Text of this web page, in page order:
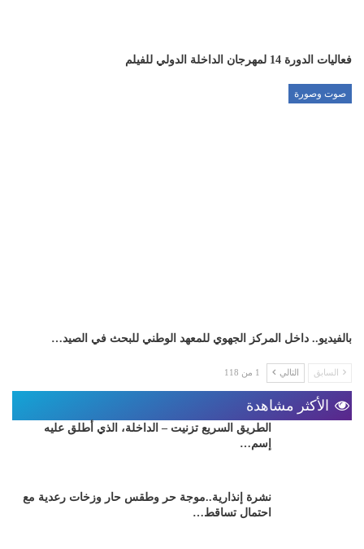
فعاليات الدورة 14 لمهرجان الداخلة الدولي للفيلم
صوت وصورة
بالفيديو.. داخل المركز الجهوي للمعهد الوطني للبحث في الصيد…
السابق التالي 1 من 118
الأكثر مشاهدة
الطريق السريع تزنيت – الداخلة، الذي أطلق عليه
إسم…
نشرة إنذارية..موجة حر وطقس حار وزخات رعدية مع
احتمال تساقط…